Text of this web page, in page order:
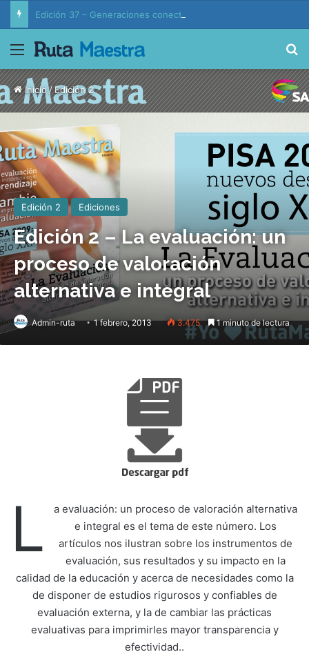
Menú
Inicio/Edición 2
Edición 2 Ediciones
Edición 2 – La evaluación: un
proceso de valoración
alternativa e integral
Admin-ruta 1 febrero, 2013 3.475 1 minuto de lectura
L
a evaluación: un proceso de valoración alternativa
e integral es el tema de este número. Los
artículos nos ilustran sobre los instrumentos de
evaluación, sus resultados y su impacto en la
calidad de la educación y acerca de necesidades como la
de disponer de estudios rigurosos y confiables de
evaluación externa, y la de cambiar las prácticas
evaluativas para imprimirles mayor transparencia y
efectividad..